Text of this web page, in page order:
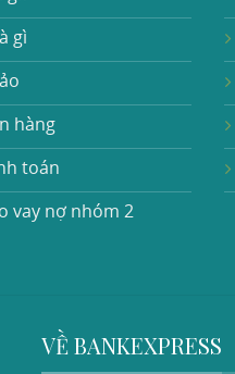
gì
hàng
toán
vay nợ nhóm 2
VỀ BANKEXPRESS